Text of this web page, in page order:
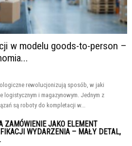
w modelu goods-to-person –
rewolucjonizują sposób, w jaki
logistycznym i magazynowym. Jednym z
są roboty do kompletacji w...
ZAMÓWIENIE JAKO ELEMENT
WYDARZENIA – MAŁY DETAL,